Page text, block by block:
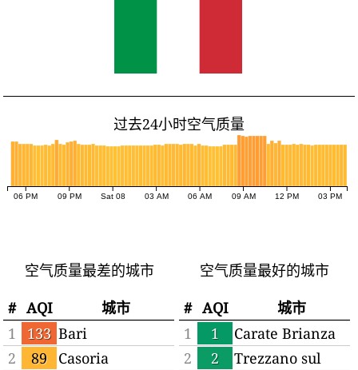
过去24小时空气质量
06 PM 09 PM Sat 08 03 AM 06 AM 09 AM 12 PM 03 PM
空气质量最差的城市
# AQI
城市
1
133 Bari
2
89
Casoria
空气质量最好的城市
# AQI
城市
1
1
Carate Brianza
2
2
Trezzano sul